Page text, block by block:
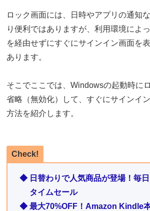
ロック画面には、日時やアプリの通知
り便利ではありますが、利用環境によ
を経由せずにすぐにサインイン画面を
あります。
そこでここでは、Windowsの起動時に
省略（無効化）して、すぐにサインイ
方法を紹介します。
Check!
◆ 日替わりで人気商品が登場！毎
タイムセール
◆ 最大70%OFF！Amazon Kindle